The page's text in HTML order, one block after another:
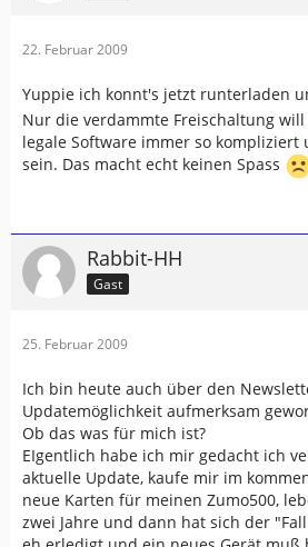
22. Februar 2009
Yuppie ich konnt's jetzt runterladen
Nur die verdammte Freischaltung
legale Software immer so kompliziert
sein. Das macht echt keinen Spass
Rabbit-HH
Gast
25. Februar 2009
Ich bin heute auch über den
Updatemöglichkeit aufmerksam
Ob das was für mich ist?
EIgentlich habe ich mir gedacht ich
aktuelle Update, kaufe mir im
neue Karten für meinen Zumo500,
zwei Jahre und dann hat sich der